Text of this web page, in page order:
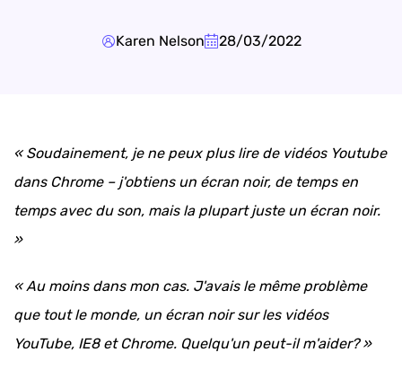
Karen Nelson 28/03/2022
« Soudainement, je ne peux plus lire de vidéos Youtube
dans Chrome – j'obtiens un écran noir, de temps en
temps avec du son, mais la plupart juste un écran noir.
»
« Au moins dans mon cas. J'avais le même problème
que tout le monde, un écran noir sur les vidéos
YouTube, IE8 et Chrome. Quelqu'un peut-il m'aider? »